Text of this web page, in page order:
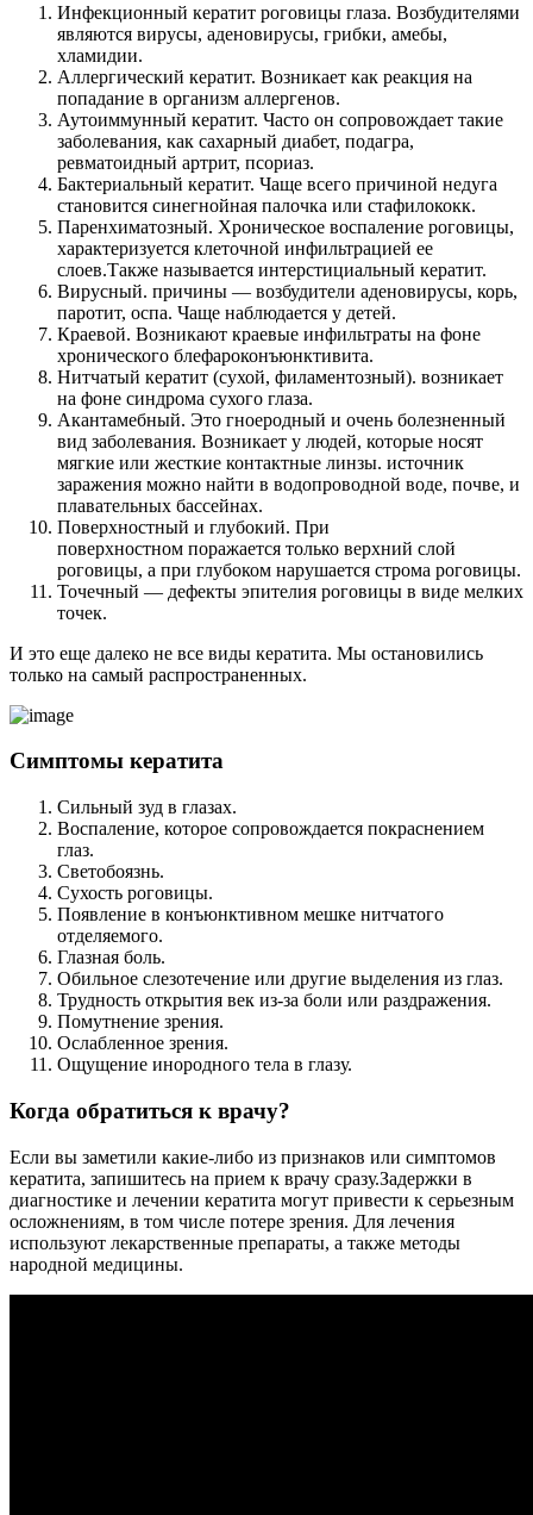
Инфекционный кератит роговицы глаза. Возбудителями
являются вирусы, аденовирусы, грибки, амебы,
хламидии.
Аллергический кератит. Возникает как реакция на
попадание в организм аллергенов.
Аутоиммунный кератит. Часто он сопровождает такие
заболевания, как сахарный диабет, подагра,
ревматоидный артрит, псориаз.
Бактериальный кератит. Чаще всего причиной недуга
становится синегнойная палочка или стафилококк.
Паренхиматозный. Хроническое воспаление роговицы,
характеризуется клеточной инфильтрацией ее
слоев.Также называется интерстициальный кератит.
Вирусный. причины — возбудители аденовирусы, корь,
паротит, оспа. Чаще наблюдается у детей.
Краевой. Возникают краевые инфильтраты на фоне
хронического блефароконъюнктивита.
Нитчатый кератит (сухой, филаментозный). возникает
на фоне синдрома сухого глаза.
Акантамебный. Это гноеродный и очень болезненный
вид заболевания. Возникает у людей, которые носят
мягкие или жесткие контактные линзы. источник
заражения можно найти в водопроводной воде, почве, и
плавательных бассейнах.
Поверхностный и глубокий. При
поверхностном поражается только верхний слой
роговицы, а при глубоком нарушается строма роговицы.
Точечный — дефекты эпителия роговицы в виде мелких
точек.
И это еще далеко не все виды кератита. Мы остановились
только на самый распространенных.
Симптомы кератита
Сильный зуд в глазах.
Воспаление, которое сопровождается покраснением
глаз.
Светобоязнь.
Сухость роговицы.
Появление в конъюнктивном мешке нитчатого
отделяемого.
Глазная боль.
Обильное слезотечение или другие выделения из глаз.
Трудность открытия век из-за боли или раздражения.
Помутнение зрения.
Ослабленное зрения.
Ощущение инородного тела в глазу.
Когда обратиться к врачу?
Если вы заметили какие-либо из признаков или симптомов
кератита, запишитесь на прием к врачу сразу.Задержки в
диагностике и лечении кератита могут привести к серьезным
осложнениям, в том числе потере зрения. Для лечения
используют лекарственные препараты, а также методы
народной медицины.